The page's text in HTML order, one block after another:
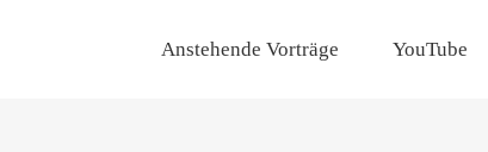
Anstehende Vorträge YouTube